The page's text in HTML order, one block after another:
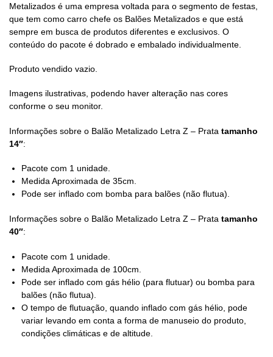
Metalizados é uma empresa voltada para o segmento de festas,
que tem como carro chefe os Balões Metalizados e que está
sempre em busca de produtos diferentes e exclusivos. O
conteúdo do pacote é dobrado e embalado individualmente.
Produto vendido vazio.
Imagens ilustrativas, podendo haver alteração nas cores
conforme o seu monitor.
Informações sobre o Balão Metalizado Letra Z – Prata tamanho
14″:
Pacote com 1 unidade.
Medida Aproximada de 35cm.
Pode ser inflado com bomba para balões (não flutua).
Informações sobre o Balão Metalizado Letra Z – Prata tamanho
40″:
Pacote com 1 unidade.
Medida Aproximada de 100cm.
Pode ser inflado com gás hélio (para flutuar) ou bomba para
balões (não flutua).
O tempo de flutuação, quando inflado com gás hélio, pode
variar levando em conta a forma de manuseio do produto,
condições climáticas e de altitude.